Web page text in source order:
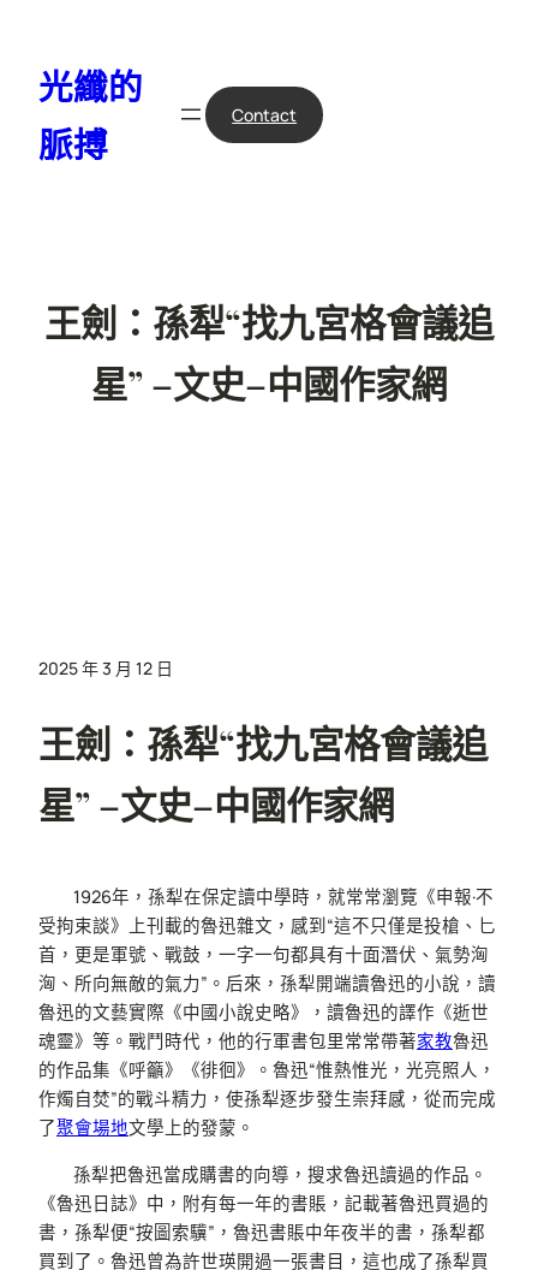
光纖的
脈搏
Contact
王劍：孫犁“找九宮格會議追
星” –文史–中國作家網
2025 年 3 月 12 日
王劍：孫犁“找九宮格會議追
星” –文史–中國作家網
1926年，孫犁在保定讀中學時，就常常瀏覽《申報·不
受拘束談》上刊載的魯迅雜文，感到“這不只僅是投槍、匕
首，更是軍號、戰鼓，一字一句都具有十面潛伏、氣勢洶
洶、所向無敵的氣力”。后來，孫犁開端讀魯迅的小說，讀
魯迅的文藝實際《中國小說史略》，讀魯迅的譯作《逝世
魂靈》等。戰鬥時代，他的行軍書包里常常帶著家教魯迅
的作品集《呼籲》《徘徊》。魯迅“惟熱惟光，光亮照人，
作燭自焚”的戰斗精力，使孫犁逐步發生崇拜感，從而完成
了聚會場地文學上的發蒙。
孫犁把魯迅當成購書的向導，搜求魯迅讀過的作品。
《魯迅日誌》中，附有每一年的書賬，記載著魯迅買過的
書，孫犁便“按圖索驥”，魯迅書賬中年夜半的書，孫犁都
買到了。魯迅曾為許世瑛開過一張書目，這也成了孫犁買